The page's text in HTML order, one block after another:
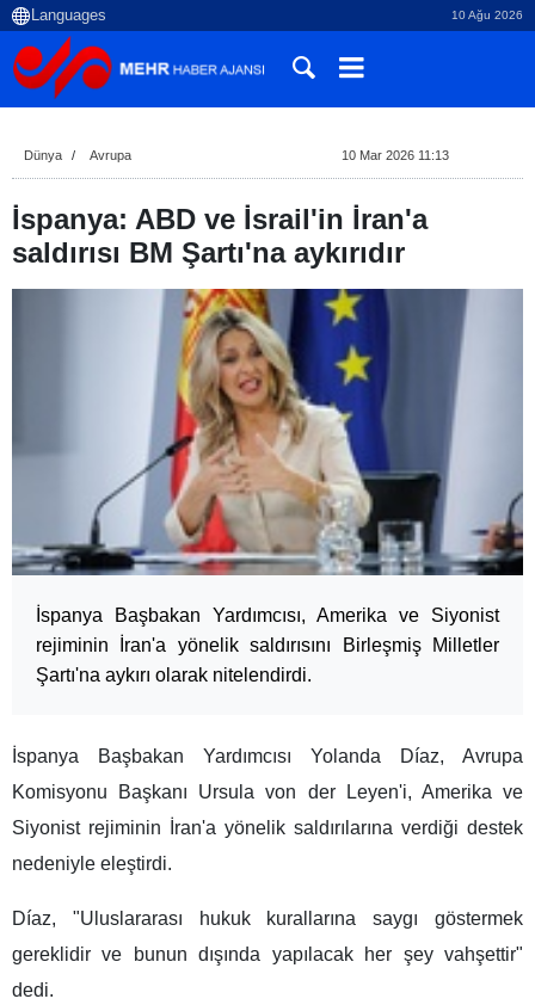
10 Ağu 2026
Dünya Avrupa 10 Mar 2026 11:13
İspanya: ABD ve İsrail'in İran'a
saldırısı BM Şartı'na aykırıdır
İspanya Başbakan Yardımcısı, Amerika ve Siyonist
rejiminin İran'a yönelik saldırısını Birleşmiş Milletler
Şartı'na aykırı olarak nitelendirdi.
İspanya Başbakan Yardımcısı Yolanda Díaz, Avrupa
Komisyonu Başkanı Ursula von der Leyen'i, Amerika ve
Siyonist rejiminin İran'a yönelik saldırılarına verdiği destek
nedeniyle eleştirdi.
Díaz, "Uluslararası hukuk kurallarına saygı göstermek
gereklidir ve bunun dışında yapılacak her şey vahşettir"
dedi.